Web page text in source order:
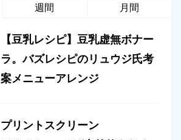
週間 月間
【豆乳レシピ】豆乳虚無ボナー
ラ。バズレシピのリュウジ氏考
案メニューアレンジ
プリントスクリーン